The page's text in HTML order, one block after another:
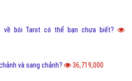
về bói Tarot có thể bạn chưa biết?
và sang chảnh? 36,719,000